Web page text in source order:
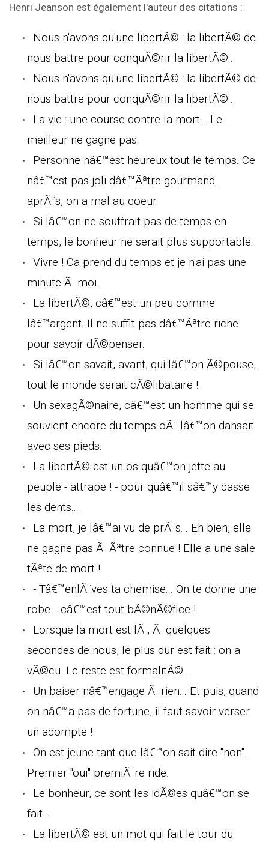
Henri Jeanson est également l'auteur des citations :
Nous n'avons qu'une libertÃ© : la libertÃ© de
nous battre pour conquÃ©rir la libertÃ©...
Nous n'avons qu'une libertÃ© : la libertÃ© de
nous battre pour conquÃ©rir la libertÃ©...
La vie : une course contre la mort... Le
meilleur ne gagne pas.
Personne nâ€™est heureux tout le temps. Ce
nâ€™est pas joli dâ€™Ãªtre gourmand...
aprÃ¨s, on a mal au coeur.
Si lâ€™on ne souffrait pas de temps en
temps, le bonheur ne serait plus supportable.
Vivre ! Ca prend du temps et je n'ai pas une
minute Ã moi.
La libertÃ©, câ€™est un peu comme
lâ€™argent. Il ne suffit pas dâ€™Ãªtre riche
pour savoir dÃ©penser.
Si lâ€™on savait, avant, qui lâ€™on Ã©pouse,
tout le monde serait cÃ©libataire !
Un sexagÃ©naire, câ€™est un homme qui se
souvient encore du temps oÃ¹ lâ€™on dansait
avec ses pieds.
La libertÃ© est un os quâ€™on jette au
peuple - attrape ! - pour quâ€™il sâ€™y casse
les dents...
La mort, je lâ€™ai vu de prÃ¨s... Eh bien, elle
ne gagne pas Ã Ãªtre connue ! Elle a une sale
tÃªte de mort !
- Tâ€™enlÃ¨ves ta chemise... On te donne une
robe... câ€™est tout bÃ©nÃ©fice !
Lorsque la mort est lÃ , Ã quelques
secondes de nous, le plus dur est fait : on a
vÃ©cu. Le reste est formalitÃ©...
Un baiser nâ€™engage Ã rien... Et puis, quand
on nâ€™a pas de fortune, il faut savoir verser
un acompte !
On est jeune tant que lâ€™on sait dire "non".
Premier "oui" premiÃ¨re ride.
Le bonheur, ce sont les idÃ©es quâ€™on se
fait...
La libertÃ© est un mot qui fait le tour du